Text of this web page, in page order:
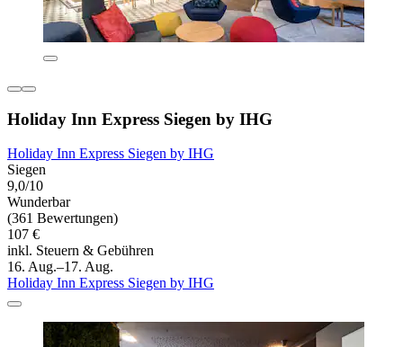
Holiday Inn Express Siegen by IHG
Holiday Inn Express Siegen by IHG
Siegen
9,0/10
Wunderbar
(361 Bewertungen)
107 €
inkl. Steuern & Gebühren
16. Aug.–17. Aug.
Holiday Inn Express Siegen by IHG